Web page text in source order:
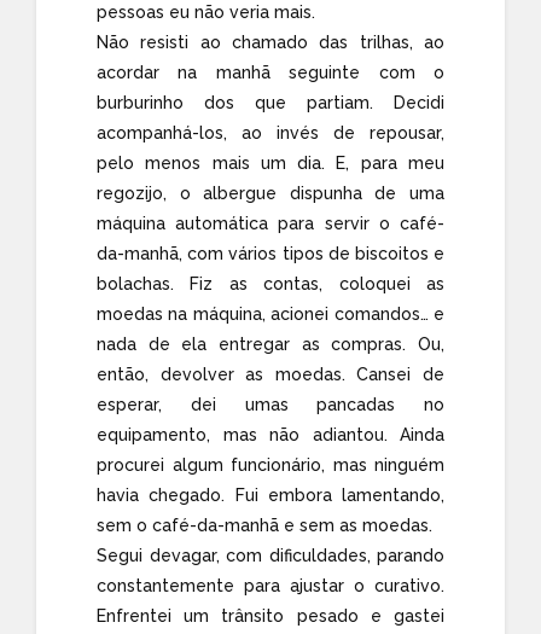
pessoas eu não veria mais.
Não resisti ao chamado das trilhas, ao
acordar na manhã seguinte com o
burburinho dos que partiam. Decidi
acompanhá-los, ao invés de repousar,
pelo menos mais um dia. E, para meu
regozijo, o albergue dispunha de uma
máquina automática para servir o café-
da-manhã, com vários tipos de biscoitos e
bolachas. Fiz as contas, coloquei as
moedas na máquina, acionei comandos… e
nada de ela entregar as compras. Ou,
então, devolver as moedas. Cansei de
esperar, dei umas pancadas no
equipamento, mas não adiantou. Ainda
procurei algum funcionário, mas ninguém
havia chegado. Fui embora lamentando,
sem o café-da-manhã e sem as moedas.
Segui devagar, com dificuldades, parando
constantemente para ajustar o curativo.
Enfrentei um trânsito pesado e gastei